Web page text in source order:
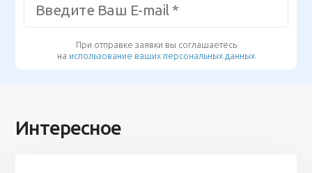
При отправке заявки вы соглашаетесь
на использование ваших персональных данных
Интересное